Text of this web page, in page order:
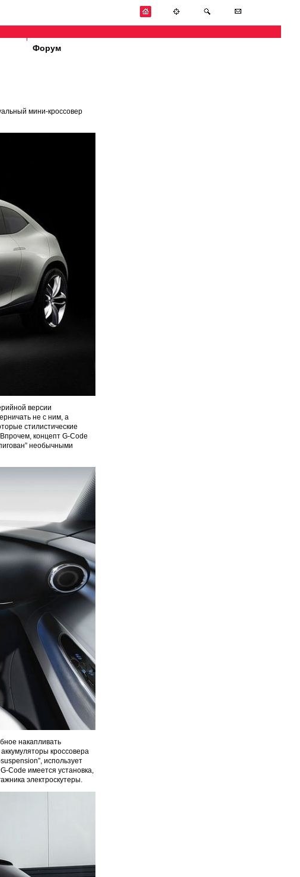
Форум
мини-кроссовер
версии
не с ним, а
стилистические
концепт G-Code
необычными
накапливать
кроссовера
использует
Code имеется установка,
электроскутеры.